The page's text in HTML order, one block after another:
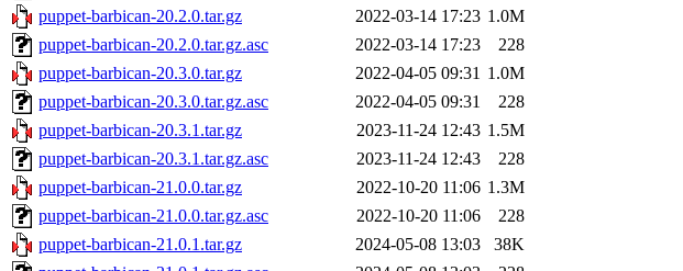
puppet-barbican-20.2.0.tar.gz
2022-03-14 17:23 1.0M
puppet-barbican-20.2.0.tar.gz.asc
2022-03-14 17:23
228
puppet-barbican-20.3.0.tar.gz
2022-04-05 09:31 1.0M
puppet-barbican-20.3.0.tar.gz.asc
2022-04-05 09:31
228
puppet-barbican-20.3.1.tar.gz
2023-11-24 12:43 1.5M
puppet-barbican-20.3.1.tar.gz.asc
2023-11-24 12:43
228
puppet-barbican-21.0.0.tar.gz
2022-10-20 11:06 1.3M
puppet-barbican-21.0.0.tar.gz.asc
2022-10-20 11:06
228
puppet-barbican-21.0.1.tar.gz
2024-05-08 13:03
38K